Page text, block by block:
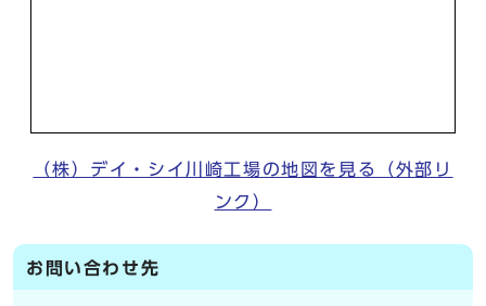
（株）デイ・シイ川崎工場の地図を見る（外部リ
ンク）
お問い合わせ先